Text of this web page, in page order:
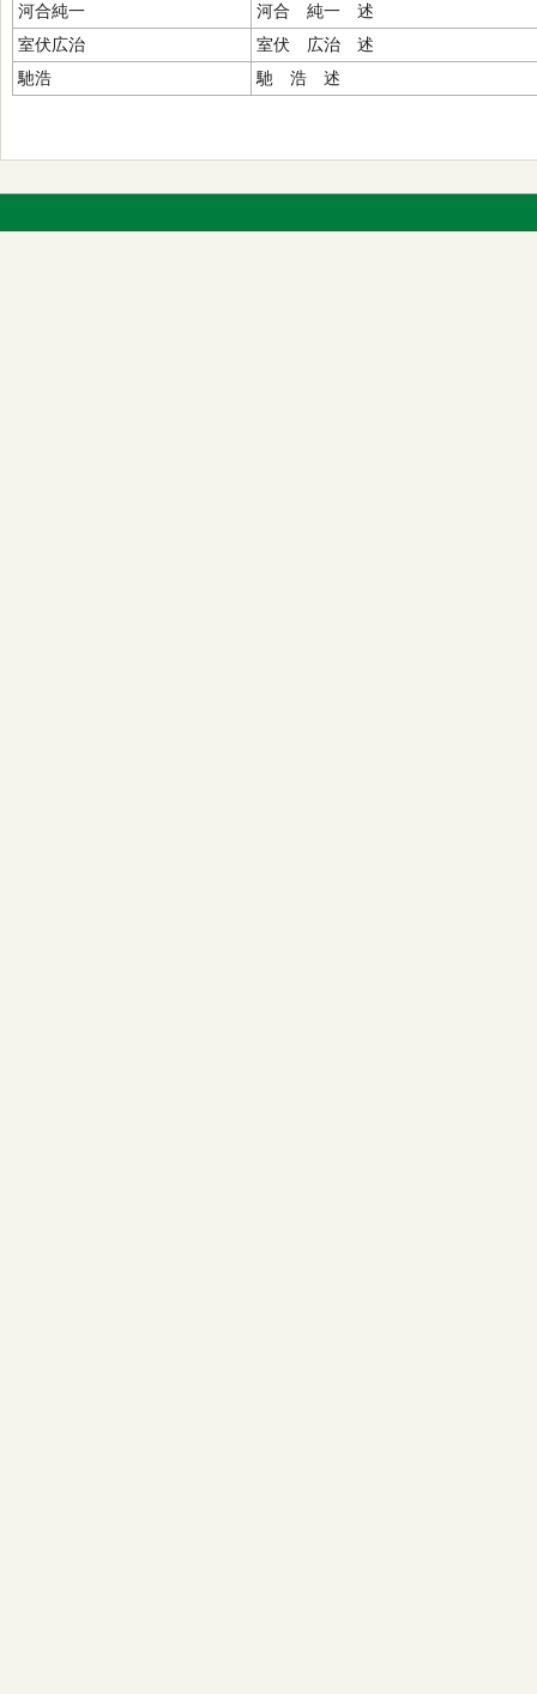
河合純一
河合 純一 述
室伏広治
室伏 広治 述
馳浩
馳 浩 述